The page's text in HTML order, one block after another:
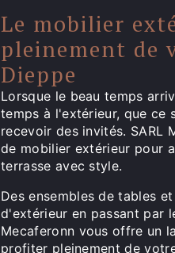
Le mobilier
pleinement de
Dieppe
Lorsque le beau temps
temps à l'extérieur, que ce
recevoir des invités. SARL
de mobilier extérieur pour
terrasse avec style.
Des ensembles de tables
d'extérieur en passant par
Mecaferonn vous offre un
profiter pleinement de